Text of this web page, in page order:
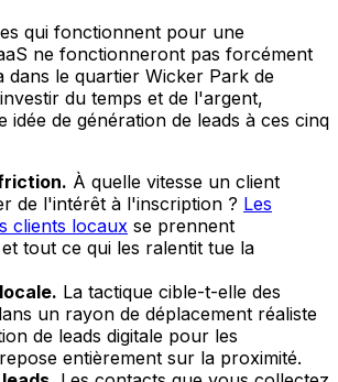
qui fonctionnent pour une
ne fonctionneront pas forcément
dans le quartier Wicker Park de
du temps et de l'argent,
idée de génération de leads à ces cinq
À quelle vitesse un client
de l'intérêt à l'inscription ? Les
clients locaux se prennent
tout ce qui les ralentit tue la
La tactique cible-t-elle des
un rayon de déplacement réaliste
de leads digitale pour les
entièrement sur la proximité.